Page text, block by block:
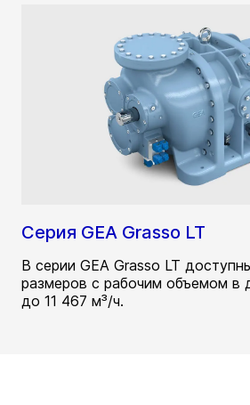
Серия GEA Grasso LT
В серии GEA Grasso LT
размеров с рабочим объемом в
до 11 467 м³/ч.